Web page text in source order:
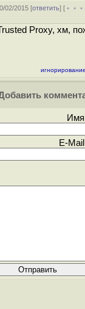
02/2015 [ответить] [ ﹢﹢﹢
Proxy, хм,
E-